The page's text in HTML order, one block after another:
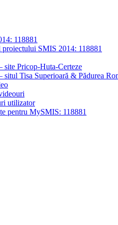
118881
SMIS 2014: 118881
site Pricop-Huta-Certeze
situl Tisa Superioară & Pădurea
utilizator
pentru MySMIS: 118881